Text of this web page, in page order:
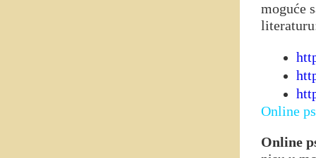
moguće
Online
Online